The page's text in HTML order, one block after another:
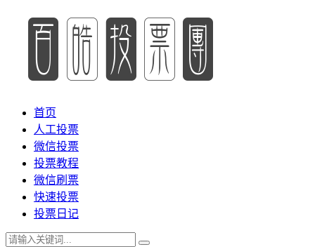
首页
人工投票
微信投票
投票教程
微信刷票
快速投票
投票日记